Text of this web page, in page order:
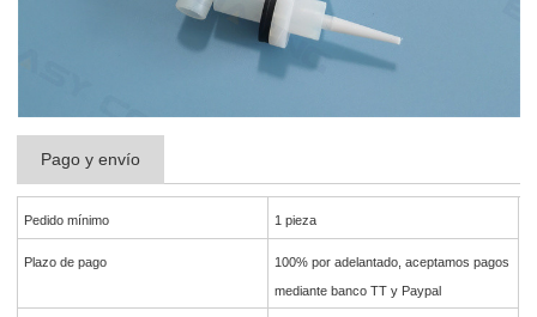
Pago y envío
Pedido mínimo 1 pieza
Plazo de pago
100% por adelantado, aceptamos pagos
mediante banco TT y Paypal